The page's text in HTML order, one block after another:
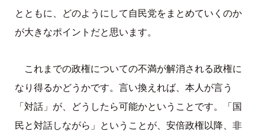
とともに、どのようにして自民党をまとめていくのか
が大きなポイントだと思います。
これまでの政権についての不満が解消される政権に
なり得るかどうかです。言い換えれば、本人が言う
「対話」が、どうしたら可能かということです。「国
民と対話しながら」ということが、安倍政権以降、非